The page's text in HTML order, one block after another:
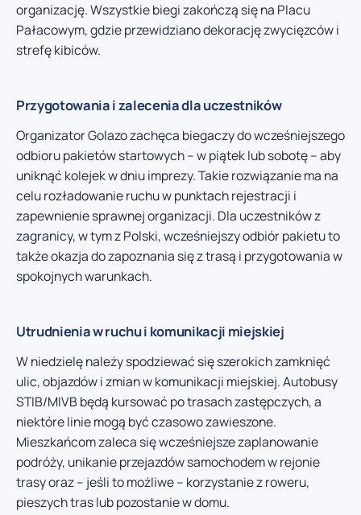
organizację. Wszystkie biegi zakończą się na Placu
Pałacowym, gdzie przewidziano dekorację zwycięzców i
strefę kibiców.
Przygotowania i zalecenia dla uczestników
Organizator Golazo zachęca biegaczy do wcześniejszego
odbioru pakietów startowych – w piątek lub sobotę – aby
uniknąć kolejek w dniu imprezy. Takie rozwiązanie ma na
celu rozładowanie ruchu w punktach rejestracji i
zapewnienie sprawnej organizacji. Dla uczestników z
zagranicy, w tym z Polski, wcześniejszy odbiór pakietu to
także okazja do zapoznania się z trasą i przygotowania w
spokojnych warunkach.
Utrudnienia w ruchu i komunikacji miejskiej
W niedzielę należy spodziewać się szerokich zamknięć
ulic, objazdów i zmian w komunikacji miejskiej. Autobusy
STIB/MIVB będą kursować po trasach zastępczych, a
niektóre linie mogą być czasowo zawieszone.
Mieszkańcom zaleca się wcześniejsze zaplanowanie
podróży, unikanie przejazdów samochodem w rejonie
trasy oraz – jeśli to możliwe – korzystanie z roweru,
pieszych tras lub pozostanie w domu.